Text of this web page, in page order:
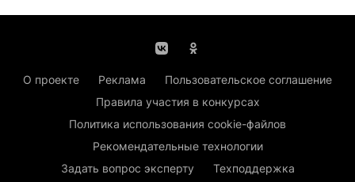
О проекте Реклама
Пользовательское соглашение
Правила участия в конкурсах
Политика использования cookie-файлов
Рекомендательные технологии
Задать вопрос эксперту
Техподдержка